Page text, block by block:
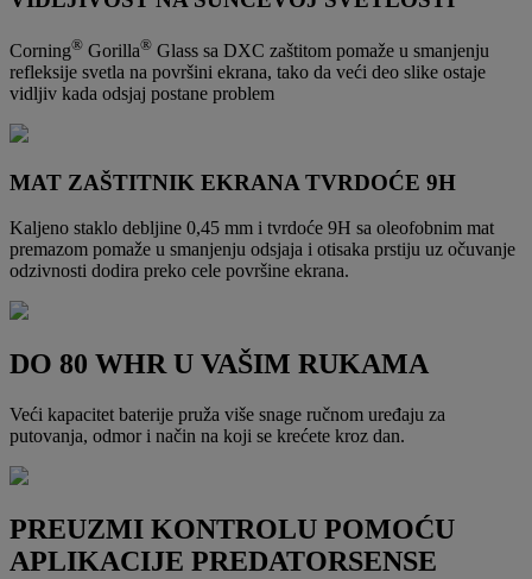
Corning® Gorilla® Glass sa DXC zaštitom pomaže u smanjenju
refleksije svetla na površini ekrana, tako da veći deo slike ostaje
vidljiv kada odsjaj postane problem
MAT ZAŠTITNIK EKRANA TVRDOĆE 9H
Kaljeno staklo debljine 0,45 mm i tvrdoće 9H sa oleofobnim mat
premazom pomaže u smanjenju odsjaja i otisaka prstiju uz očuvanje
odzivnosti dodira preko cele površine ekrana.
DO 80 WHR U VAŠIM RUKAMA
Veći kapacitet baterije pruža više snage ručnom uređaju za
putovanja, odmor i način na koji se krećete kroz dan.
PREUZMI KONTROLU POMOĆU
APLIKACIJE PREDATORSENSE